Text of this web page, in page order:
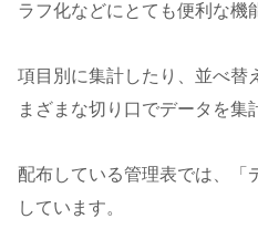
ラフ化などにとても便利な機
項目別に集計したり、並べ替
まざまな切り口でデータを集
配布している管理表では、「
しています。